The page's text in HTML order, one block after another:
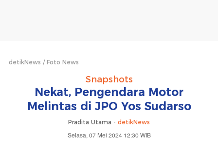
detikNews Foto News
Snapshots
Nekat, Pengendara Motor
Melintas di JPO Yos Sudarso
Pradita Utama - detikNews
Selasa, 07 Mei 2024 12:30 WIB